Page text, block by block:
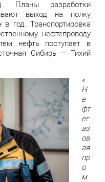
разработки
выход на полку
год. Транспортировка
нефтепроводу
нефть поступает в
Сибирь – Тихий
«
Н
е
фт
ег
аз
ов
ая
пр
о
м